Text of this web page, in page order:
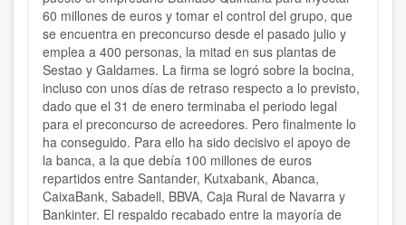
60 millones de euros y tomar el control del grupo, que
se encuentra en preconcurso desde el pasado julio y
emplea a 400 personas, la mitad en sus plantas de
Sestao y Galdames. La firma se logró sobre la bocina,
incluso con unos días de retraso respecto a lo previsto,
dado que el 31 de enero terminaba el periodo legal
para el preconcurso de acreedores. Pero finalmente lo
ha conseguido. Para ello ha sido decisivo el apoyo de
la banca, a la que debía 100 millones de euros
repartidos entre Santander, Kutxabank, Abanca,
CaixaBank, Sabadell, BBVA, Caja Rural de Navarra y
Bankinter. El respaldo recabado entre la mayoría de